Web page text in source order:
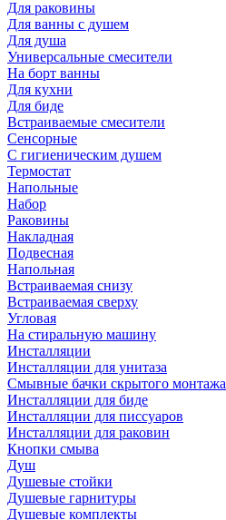
Для раковины
Для ванны с душем
Для душа
Универсальные смесители
На борт ванны
Для кухни
Для биде
Встраиваемые смесители
Сенсорные
С гигиеническим душем
Термостат
Напольные
Набор
Раковины
Накладная
Подвесная
Напольная
Встраиваемая снизу
Встраиваемая сверху
Угловая
На стиральную машину
Инсталляции
Инсталляции для унитаза
Смывные бачки скрытого монтажа
Инсталляции для биде
Инсталляции для писсуаров
Инсталляции для раковин
Кнопки смыва
Душ
Душевые стойки
Душевые гарнитуры
Душевые комплекты